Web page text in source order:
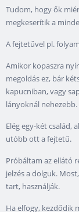
Tudom, hogy ők
megkeserítik a
A fejtetűvel pl.
Amikor kopaszra
megoldás ez, bár
kapucniban, vagy
lányoknál
Elég egy-két család,
utóbb ott a fejtetű.
Próbáltam az ellátó
jelzés a dolguk.
tart, használják.
Ha elfogy, kezdődik